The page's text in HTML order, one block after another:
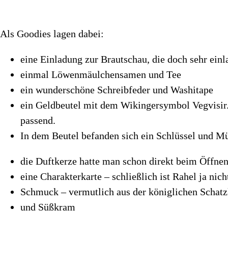
Als Goodies lagen dabei:
eine Einladung zur Brautschau, die doch sehr
einmal Löwenmäulchensamen und Tee
ein wunderschöne Schreibfeder und Washitape
ein Geldbeutel mit dem Wikingersymbol
passend.
In dem Beutel befanden sich ein Schlüssel und
die Duftkerze hatte man schon direkt beim
eine Charakterkarte – schließlich ist Rahel ja
Schmuck – vermutlich aus der königlichen
und Süßkram